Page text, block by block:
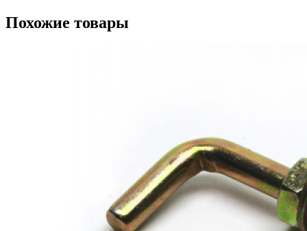
Похожие товары